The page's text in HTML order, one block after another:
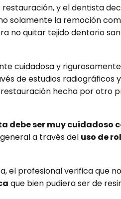
y el dentista
solamente la remoción
quitar tejido dentario
cuidadosa y
de estudios
hecha por otro
debe ser muy cuidadoso
a través del uso de
el profesional verifica que
que bien pudiera ser de